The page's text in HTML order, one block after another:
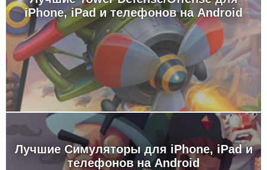
iPhone, iPad и телефонов на Android
Лучшие Симуляторы для iPhone, iPad и
телефонов на Android